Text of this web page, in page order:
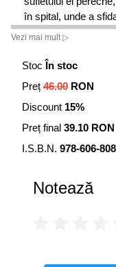
în spital, unde a
Făcând parte dintr-o
unei comunități
mediu cultural
religioase se băteau
a-și găsi propria
revelație – în urma
că puterea de a se
Vezi mai mult ▷
Stoc În stoc
Preț 46.00 RON
Discount 15%
Preț final 39.10 RON
I.S.B.N. 978-606-
Notează